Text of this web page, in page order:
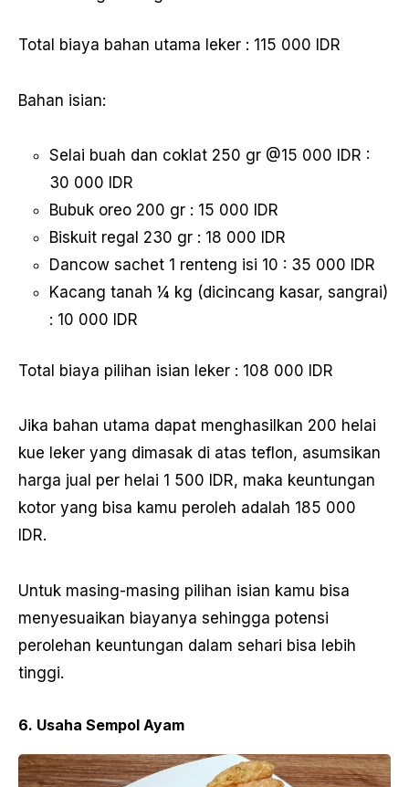
Total biaya bahan utama leker : 115 000 IDR
Bahan isian:
Selai buah dan coklat 250 gr @15 000 IDR :
30 000 IDR
Bubuk oreo 200 gr : 15 000 IDR
Biskuit regal 230 gr : 18 000 IDR
Dancow sachet 1 renteng isi 10 : 35 000 IDR
Kacang tanah ¼ kg (dicincang kasar, sangrai)
: 10 000 IDR
Total biaya pilihan isian leker : 108 000 IDR
Jika bahan utama dapat menghasilkan 200 helai
kue leker yang dimasak di atas teflon, asumsikan
harga jual per helai 1 500 IDR, maka keuntungan
kotor yang bisa kamu peroleh adalah 185 000
IDR.
Untuk masing-masing pilihan isian kamu bisa
menyesuaikan biayanya sehingga potensi
perolehan keuntungan dalam sehari bisa lebih
tinggi.
6. Usaha Sempol Ayam